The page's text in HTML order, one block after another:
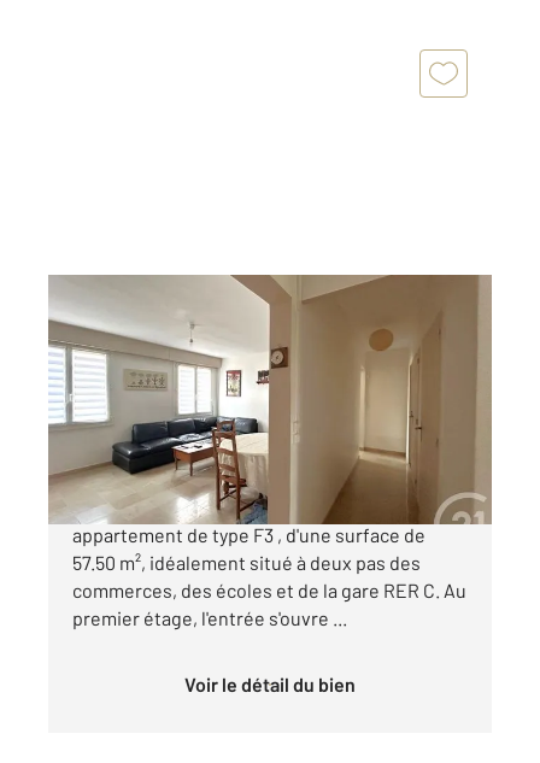
ETAMPES 91
58 m2 , 3 pièces
Ref : 16513
Appartement F3 à vendre
90 000 €
A vendre à ETAMPES : découvrez ce charmant
appartement de type F3 , d'une surface de
57.50 m², idéalement situé à deux pas des
commerces, des écoles et de la gare RER C. Au
premier étage, l'entrée s'ouvre ...
Voir le détail du bien